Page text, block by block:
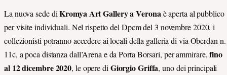
La nuova sede diKromya Art Gallery a Verona è aperta al pubblico
per visite individuali. Nel rispetto del Dpcm del 3 novembre 2020, i
collezionisti potranno accedere ai locali della galleria di via Oberdan n.
11c, a poca distanza dall’Arena e da Porta Borsari, per ammirare,fino
al 12 dicembre 2020, le opere di Giorgio Griffa, uno dei principali